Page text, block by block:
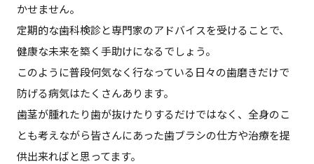
かせません。
定期的な歯科検診と専門家のアドバイスを受けることで、
健康な未来を築く手助けになるでしょう。
このように普段何気なく行なっている日々の歯磨きだけで
防げる病気はたくさんあります。
歯茎が腫れたり歯が抜けたりするだけではなく、全身のこ
とも考えながら皆さんにあった歯ブラシの仕方や治療を提
供出来ればと思ってます。